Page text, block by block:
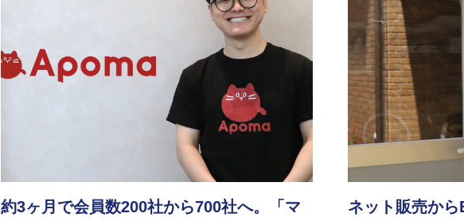
約3ヶ月で会員数200社から700社へ。「マ
ネット販売から